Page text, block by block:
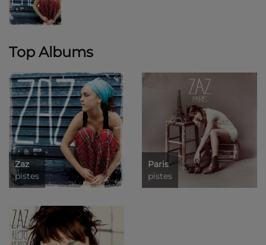
Top Albums
Zaz
pistes
Paris
pistes